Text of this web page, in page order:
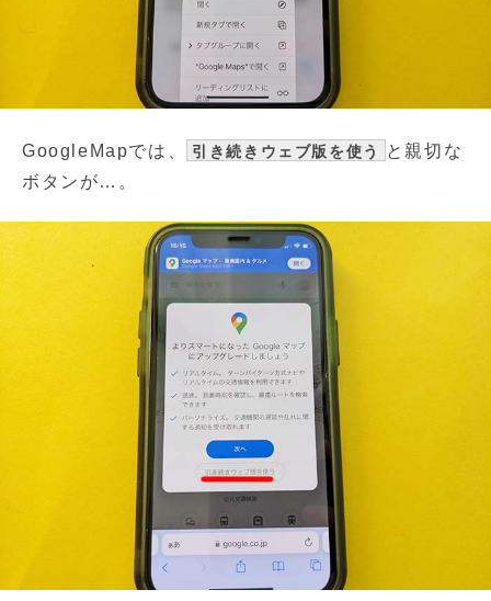
GoogleMapでは、 引き続きウェブ版を使う
と親切な
ボタンが…。